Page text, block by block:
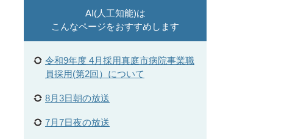
AI(人工知能)は
こんなページをおすすめします
令和9年度 4月採用真庭市病院事業職
員採用(第2回）について
8月3日朝の放送
7月7日夜の放送